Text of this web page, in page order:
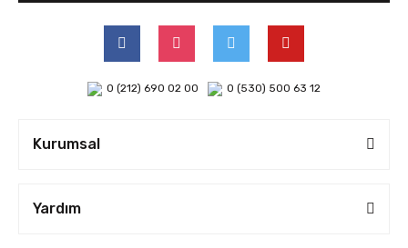
0 (212) 690 02 00 0 (530) 500 63 12
Kurumsal
Yardım